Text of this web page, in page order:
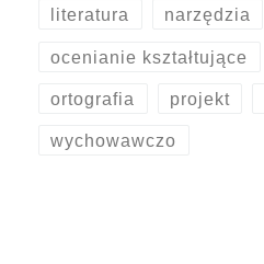
literatura narzędzia
ocenianie kształtujące
ortografia projekt
wychowawczo